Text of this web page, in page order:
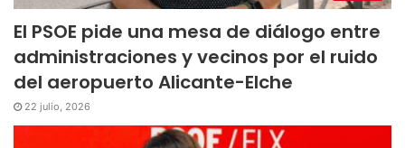
El PSOE pide una mesa de diálogo entre
administraciones y vecinos por el ruido
del aeropuerto Alicante-Elche
22 julio, 2026